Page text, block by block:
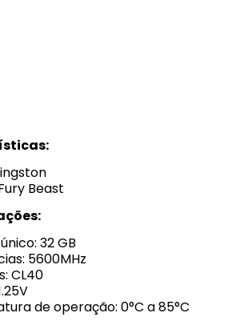
Beast
32 GB
5600MHz
CL40
de operação: 0°C a 85°C